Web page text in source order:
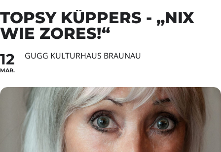
TOPSY KÜPPERS - „NIX
WIE ZORES!“
12
MAR.
GUGG KULTURHAUS BRAUNAU